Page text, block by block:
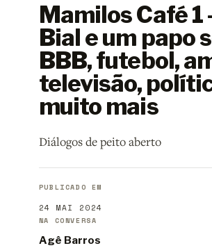
Mamilos Café 1
Bial e um papo
BBB, futebol,
televisão,
muito mais
Diálogos de peito aberto
PUBLICADO EM
24 MAI 2024
NA CONVERSA
Agê Barros